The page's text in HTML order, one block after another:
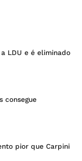
LDU e é eliminado
consegue
pior que Carpini